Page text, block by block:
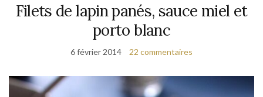
Filets de lapin panés, sauce miel et
porto blanc
6 février 2014 22 commentaires